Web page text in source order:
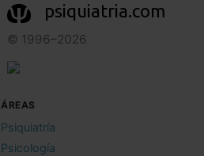
psiquiatria.com
© 1996–2026
ÁREAS
Psiquiatría
Psicología